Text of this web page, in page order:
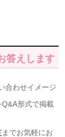
答えします
形式で掲載
までお気軽にお